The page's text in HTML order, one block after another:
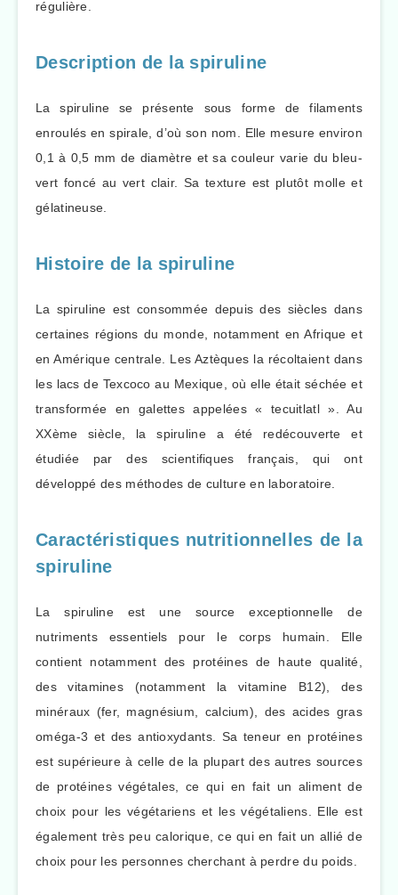
régulière.
Description de la spiruline
La spiruline se présente sous forme de filaments
enroulés en spirale, d’où son nom. Elle mesure environ
0,1 à 0,5 mm de diamètre et sa couleur varie du bleu-
vert foncé au vert clair. Sa texture est plutôt molle et
gélatineuse.
Histoire de la spiruline
La spiruline est consommée depuis des siècles dans
certaines régions du monde, notamment en Afrique et
en Amérique centrale. Les Aztèques la récoltaient dans
les lacs de Texcoco au Mexique, où elle était séchée et
transformée en galettes appelées « tecuitlatl ». Au
XXème siècle, la spiruline a été redécouverte et
étudiée par des scientifiques français, qui ont
développé des méthodes de culture en laboratoire.
Caractéristiques nutritionnelles de la
spiruline
La spiruline est une source exceptionnelle de
nutriments essentiels pour le corps humain. Elle
contient notamment des protéines de haute qualité,
des vitamines (notamment la vitamine B12), des
minéraux (fer, magnésium, calcium), des acides gras
oméga-3 et des antioxydants. Sa teneur en protéines
est supérieure à celle de la plupart des autres sources
de protéines végétales, ce qui en fait un aliment de
choix pour les végétariens et les végétaliens. Elle est
également très peu calorique, ce qui en fait un allié de
choix pour les personnes cherchant à perdre du poids.